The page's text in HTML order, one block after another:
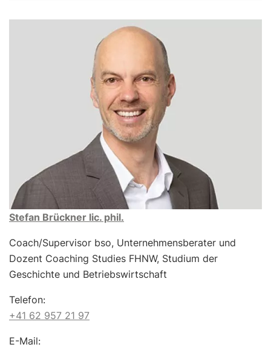
Stefan Brückner lic. phil.
Coach/Supervisor bso, Unternehmensberater und
Dozent Coaching Studies FHNW, Studium der
Geschichte und Betriebswirtschaft
Telefon:
+41 62 957 21 97
E-Mail: